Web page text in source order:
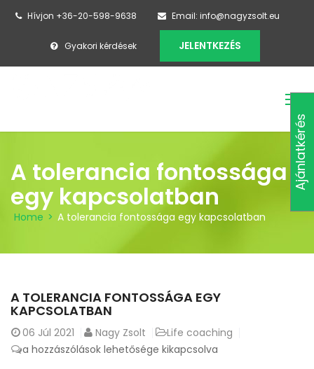
Hívjon +36-20-598-9638 Email: info@nagyzsolt.eu
Gyakori kérdések JELENTKEZÉS
A tolerancia fontossága
egy kapcsolatban
Home > A tolerancia fontossága egy kapcsolatban
A TOLERANCIA FONTOSSÁGA EGY
KAPCSOLATBAN
06 Júl 2021 Nagy Zsolt
Life coaching
A
a hozzászólások lehetősége kikapcsolva
Ajánlatkérés